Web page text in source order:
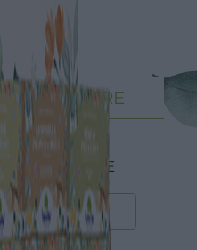
REGISTRE
DE